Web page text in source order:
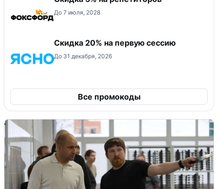
До 7 июля, 2028
Скидка 20% на первую сессию
До 31 декабря, 2026
Все промокоды